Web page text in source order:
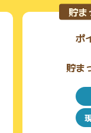
貯ま
ポ
貯ま